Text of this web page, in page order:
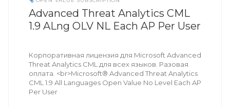
Advanced Threat Analytics CML
1.9 ALng OLV NL Each AP Per User
Корпоративная лицензия для Microsoft Advanced
Threat Analytics CML для всех языков. Разовая
оплата. <br>Microsoft® Advanced Threat Analytics
CML 1.9 All Languages Open Value No Level Each AP
Per User